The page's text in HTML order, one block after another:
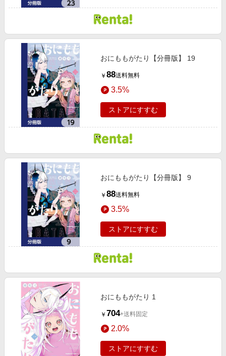
おにももがたり【分冊版】 19
￥ 88送料無料
3.5%
ストアにすすむ
おにももがたり【分冊版】 9
￥ 88送料無料
3.5%
ストアにすすむ
おにももがたり 1
￥ 704+送料固定
2.0%
ストアにすすむ